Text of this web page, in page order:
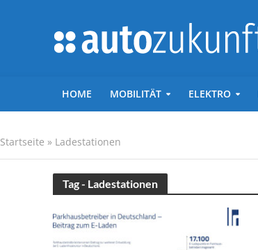
HOME MOBILITÄT ELEKTRO
Startseite » Ladestationen
Tag - Ladestationen